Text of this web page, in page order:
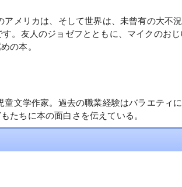
メリカは、そして世界は、未曾有の大不
。友人のジョゼフとともに、マイクのお
の本。
文学作家。過去の職業経験はバラエティ
たちに本の面白さを伝えている。